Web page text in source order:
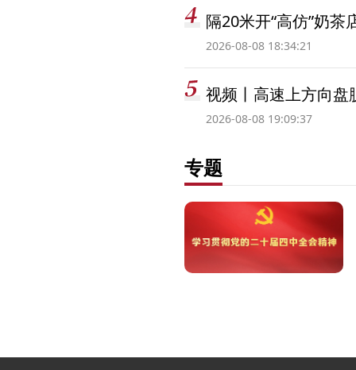
隔20米开“高仿”奶
2026-08-08 18:34:21
视频丨高速上方向盘
2026-08-08 19:09:37
专题